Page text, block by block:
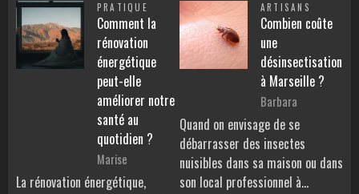
PRATIQUE
Comment la
rénovation
énergétique
peut-elle
améliorer notre
santé au
quotidien ?
Marise
La rénovation énergétique,
ARTISANS
Combien coûte
une
désinsectisation
à Marseille ?
Barbara
Quand on envisage de se
débarrasser des insectes
nuisibles dans sa maison ou dans
son local professionnel à…